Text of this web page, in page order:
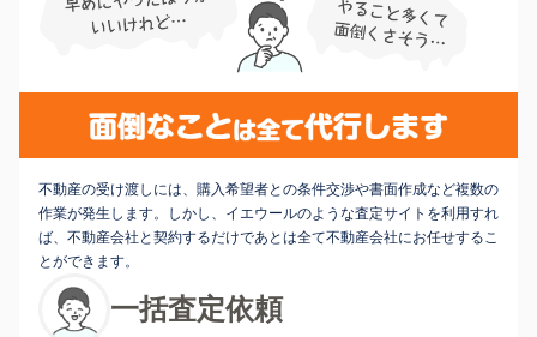
不動産の受け渡しには、購入希望者との条件交渉や書面作成など複数の
作業が発生します。しかし、イエウールのような査定サイトを利用すれ
ば、不動産会社と契約するだけであとは全て不動産会社にお任せするこ
とができます。
一括査定依頼